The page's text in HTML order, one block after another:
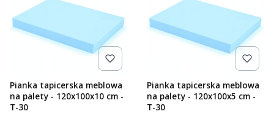
Pianka tapicerska meblowa
na palety - 120x100x10 cm -
T-30
Pianka tapicerska meblowa
na palety - 120x100x5 cm -
T-30